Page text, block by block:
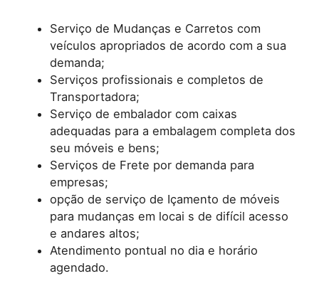
Serviço de Mudanças e Carretos com
veículos apropriados de acordo com a sua
demanda;
Serviços profissionais e completos de
Transportadora;
Serviço de embalador com caixas
adequadas para a embalagem completa dos
seu móveis e bens;
Serviços de Frete por demanda para
empresas;
opção de serviço de Içamento de móveis
para mudanças em locai s de difícil acesso
e andares altos;
Atendimento pontual no dia e horário
agendado.